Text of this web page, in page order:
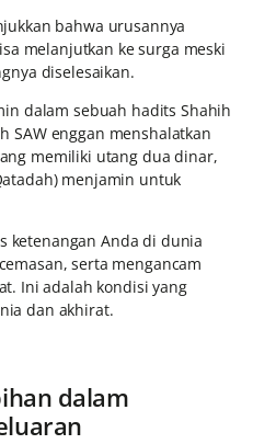
bahwa urusannya
melanjutkan ke surga meski
diselesaikan.
dalam sebuah hadits Shahih
SAW enggan menshalatkan
memiliki utang dua dinar,
menjamin untuk
ketenangan Anda di dunia
serta mengancam
Ini adalah kondisi yang
dan akhirat.
dalam